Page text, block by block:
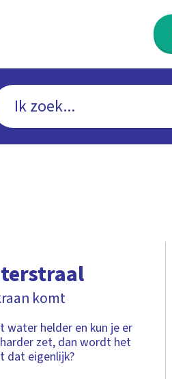
komt
water helder en kun je er
zet, dan wordt het
dat eigenlijk?